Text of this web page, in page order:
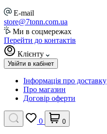
E-mail
store@7tonn.com.ua
Ми в соцмережах
Перейти до контактів
Клієнту
Увійти в кабінет
Інформація про доставку
Про магазин
Договір оферти
0 0